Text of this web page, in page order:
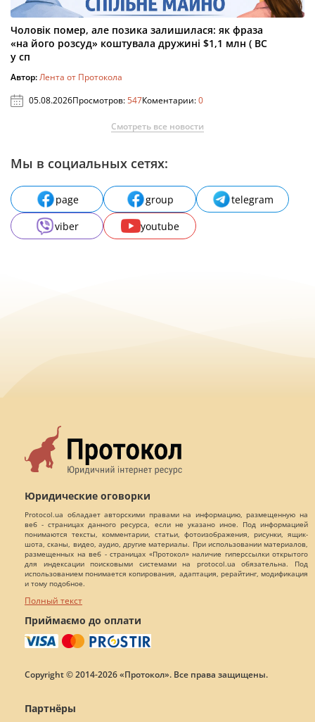
Чоловік помер, але позика залишилася: як фраза
«на його розсуд» коштувала дружині $1,1 млн ( ВС
у сп
Автор:Лента от Протокола
05.08.2026Просмотров:547Коментарии:0
Смотреть все новости
Мы в социальных сетях:
page group
telegram
viber
youtube
Юридические оговорки
Protocol.ua обладает авторскими правами на информацию, размещенную на
веб - страницах данного ресурса, если не указано иное. Под информацией
понимаются тексты, комментарии, статьи, фотоизображения, рисунки, ящик-
шота, сканы, видео, аудио, другие материалы. При использовании материалов,
размещенных на веб - страницах «Протокол» наличие гиперссылки открытого
для индексации поисковыми системами на protocol.ua обязательна. Под
использованием понимается копирования, адаптация, рерайтинг, модификация
и тому подобное.
Полный текст
Приймаємо до оплати
Copyright © 2014-2026 «Протокол». Все права защищены.
Партнёры